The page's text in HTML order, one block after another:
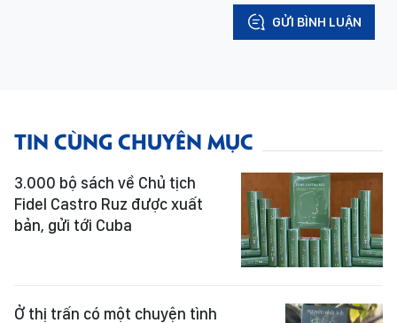
GỬI BÌNH LUẬN
TIN CÙNG CHUYÊN MỤC
3.000 bộ sách về Chủ tịch
Fidel Castro Ruz được xuất
bản, gửi tới Cuba
Ở thị trấn có một chuyện tình